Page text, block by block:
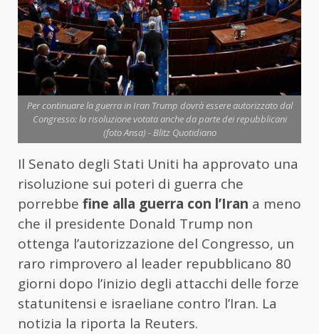
Per continuare la guerra in Iran Trump dovrà essere autorizzato dal
Congresso: la risoluzione votata anche da parte dei repubblicani
(foto Ansa) - Blitz Quotidiano
Il Senato degli Stati Uniti ha approvato una
risoluzione sui poteri di guerra che
porrebbe fine alla guerra con l’Iran a meno
che il presidente Donald Trump non
ottenga l’autorizzazione del Congresso, un
raro rimprovero al leader repubblicano 80
giorni dopo l’inizio degli attacchi delle forze
statunitensi e israeliane contro l’Iran. La
notizia la riporta la Reuters.